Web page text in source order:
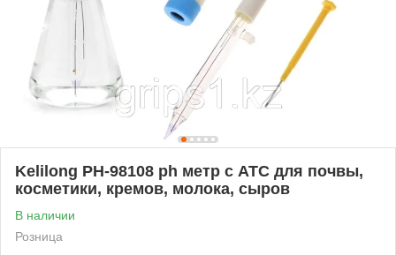
Kelilong PH-98108 ph метр с ATC для почвы,
косметики, кремов, молока, сыров
В наличии
Розница